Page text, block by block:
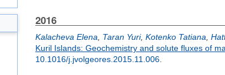
2016
Kalacheva Elena Taran Yuri, Kotenko Tatiana
Kuril Islands: Geochemistry and solute fluxes of
10.1016/j.jvolgeores.2015.11.006